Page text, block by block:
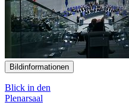
Bildinformationen
Blick in den
Plenarsaal